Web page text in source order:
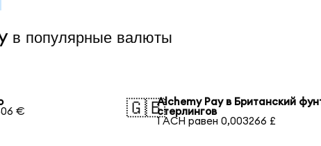
в популярные валюты
€
🇬🇧Alchemy Pay в Британский
стерлингов
1 ACH равен 0,003266 £